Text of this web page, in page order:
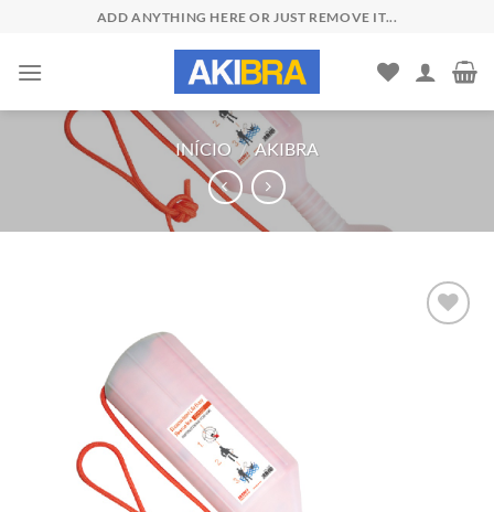
content
ADD ANYTHING HERE OR JUST REMOVE IT...
INÍCIO / AKIBRA